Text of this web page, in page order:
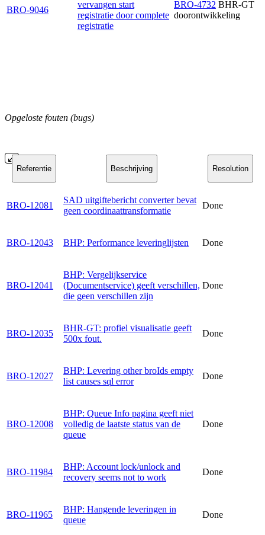
BRO-9046
vervangen start
registratie door complete
registratie
BRO-4732 BHR-GT
doorontwikkeling
Opgeloste fouten (bugs)
Referentie Beschrijving Resolution
BRO-12081
SAD uitgiftebericht converter bevat
geen coordinaattransformatie
Done
BRO-12043 BHP: Performance leveringlijsten Done
BRO-12041
BHP: Vergelijkservice
(Documentservice) geeft verschillen,
die geen verschillen zijn
Done
BRO-12035
BHR-GT: profiel visualisatie geeft
500x fout.
Done
BRO-12027
BHP: Levering other broIds empty
list causes sql error
Done
BRO-12008
BHP: Queue Info pagina geeft niet
volledig de laatste status van de
queue
Done
BRO-11984
BHP: Account lock/unlock and
recovery seems not to work
Done
BRO-11965
BHP: Hangende leveringen in
queue
Done